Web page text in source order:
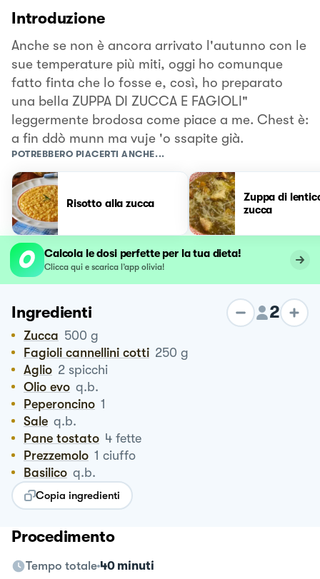
Introduzione
Anche se non è ancora arrivato l'autunno con le
sue temperature più miti, oggi ho comunque
fatto finta che lo fosse e, così, ho preparato
una bella ZUPPA DI ZUCCA E FAGIOLI"
leggermente brodosa come piace a me. Chest è:
a fin ddò munn ma vuje 'o ssapite già.
POTREBBERO PIACERTI ANCHE...
Risotto alla zucca
Zuppa di
zucca
Calcola le dosi perfette per la tua dieta!
Clicca qui e scarica l’app olivia!
Ingredienti 2
Zucca 500 g
Fagioli cannellini cotti 250 g
Aglio 2 spicchi
Olio evo q.b.
Peperoncino 1
Sale q.b.
Pane tostato 4 fette
Prezzemolo 1 ciuffo
Basilico q.b.
Copia ingredienti
Procedimento
Tempo totale 40 minuti